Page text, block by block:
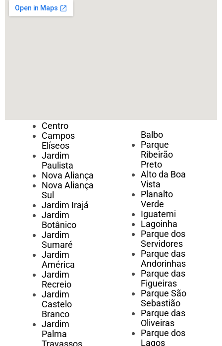
Centro
Campos
Elíseos
Jardim
Paulista
Nova Aliança
Nova Aliança
Sul
Jardim Irajá
Jardim
Botânico
Jardim
Sumaré
Jardim
América
Jardim
Recreio
Jardim
Castelo
Branco
Jardim
Palma
Balbo
Parque
Ribeirão
Preto
Alto da Boa
Vista
Planalto
Verde
Iguatemi
Lagoinha
Parque dos
Servidores
Parque das
Andorinhas
Parque das
Figueiras
Parque São
Sebastião
Parque das
Oliveiras
Parque dos
Lagos